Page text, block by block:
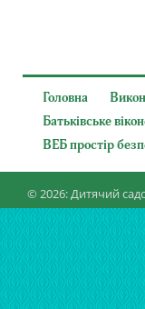
Головна
Батьківське
ВЕБ простір
© 2026: Дитячий